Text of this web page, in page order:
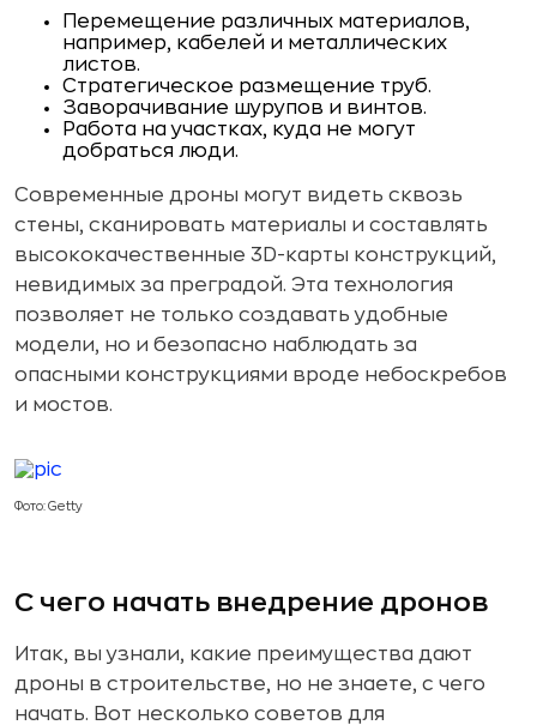
Перемещение различных материалов,
например, кабелей и металлических
листов.
Стратегическое размещение труб.
Заворачивание шурупов и винтов.
Работа на участках, куда не могут
добраться люди.
Современные дроны могут видеть сквозь
стены, сканировать материалы и составлять
высококачественные 3D-карты конструкций,
невидимых за преградой. Эта технология
позволяет не только создавать удобные
модели, но и безопасно наблюдать за
опасными конструкциями вроде небоскребов
и мостов.
Фото: Getty
С чего начать внедрение дронов
Итак, вы узнали, какие преимущества дают
дроны в строительстве, но не знаете, с чего
начать. Вот несколько советов для